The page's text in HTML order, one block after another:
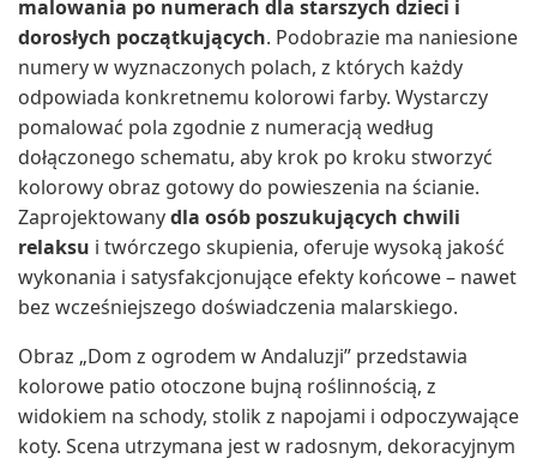
malowania po numerach dla starszych dzieci i
dorosłych początkujących. Podobrazie ma naniesione
numery w wyznaczonych polach, z których każdy
odpowiada konkretnemu kolorowi farby. Wystarczy
pomalować pola zgodnie z numeracją według
dołączonego schematu, aby krok po kroku stworzyć
kolorowy obraz gotowy do powieszenia na ścianie.
Zaprojektowanydla osób poszukujących chwili
relaksu i twórczego skupienia, oferuje wysoką jakość
wykonania i satysfakcjonujące efekty końcowe – nawet
bez wcześniejszego doświadczenia malarskiego.
Obraz „Dom z ogrodem w Andaluzji” przedstawia
kolorowe patio otoczone bujną roślinnością, z
widokiem na schody, stolik z napojami i odpoczywające
koty. Scena utrzymana jest w radosnym, dekoracyjnym